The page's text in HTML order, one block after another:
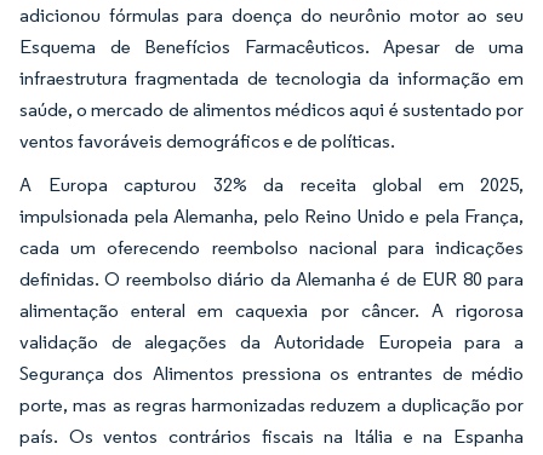
adicionou fórmulas para doença do neurônio motor ao seu
Esquema de Benefícios Farmacêuticos. Apesar de uma
infraestrutura fragmentada de tecnologia da informação em
saúde, o mercado de alimentos médicos aqui é sustentado por
ventos favoráveis demográficos e de políticas.
A Europa capturou 32% da receita global em 2025,
impulsionada pela Alemanha, pelo Reino Unido e pela França,
cada um oferecendo reembolso nacional para indicações
definidas. O reembolso diário da Alemanha é de EUR 80 para
alimentação enteral em caquexia por câncer. A rigorosa
validação de alegações da Autoridade Europeia para a
Segurança dos Alimentos pressiona os entrantes de médio
porte, mas as regras harmonizadas reduzem a duplicação por
país. Os ventos contrários fiscais na Itália e na Espanha